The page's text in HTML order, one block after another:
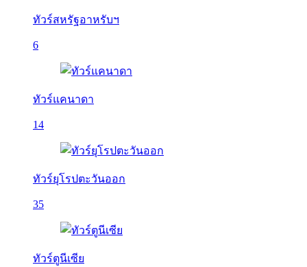
ทัวร์สหรัฐอาหรับฯ
6
ทัวร์แคนาดา
14
ทัวร์ยุโรปตะวันออก
35
ทัวร์ตูนีเซีย